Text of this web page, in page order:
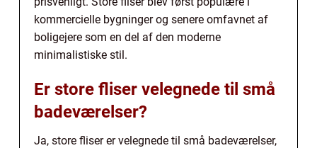
kommercielle bygninger og senere omfavnet af
boligejere som en del af den moderne
minimalistiske stil.
Er store fliser velegnede til små
badeværelser?
Ja, store fliser er velegnede til små badeværelser,